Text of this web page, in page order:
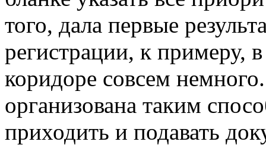
того, дала первые
регистрации, к примеру,
коридоре совсем
организована таким
приходить и подавать